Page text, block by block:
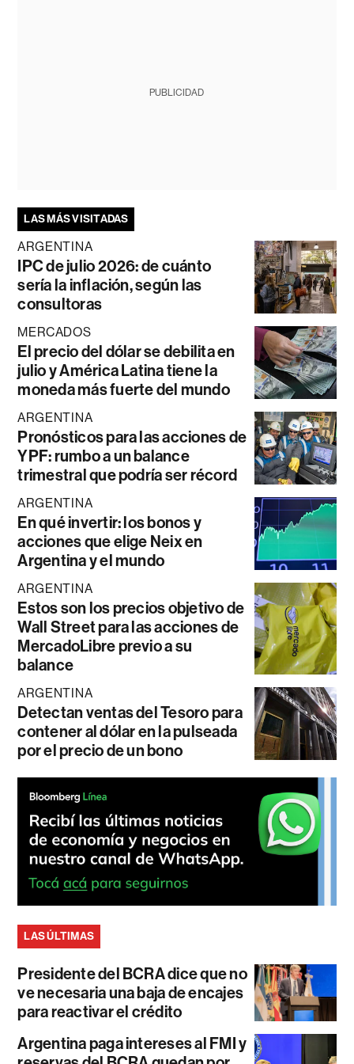
PUBLICIDAD
LAS MÁS VISITADAS
ARGENTINA
IPC de julio 2026: de cuánto
sería la inflación, según las
consultoras
MERCADOS
El precio del dólar se debilita en
julio y América Latina tiene la
moneda más fuerte del mundo
ARGENTINA
Pronósticos para las acciones de
YPF: rumbo a un balance
trimestral que podría ser récord
ARGENTINA
En qué invertir: los bonos y
acciones que elige Neix en
Argentina y el mundo
ARGENTINA
Estos son los precios objetivo de
Wall Street para las acciones de
MercadoLibre previo a su
balance
ARGENTINA
Detectan ventas del Tesoro para
contener al dólar en la pulseada
por el precio de un bono
LAS ÚLTIMAS
Presidente del BCRA dice que no
ve necesaria una baja de encajes
para reactivar el crédito
Argentina paga intereses al FMI y